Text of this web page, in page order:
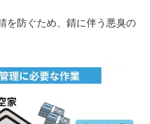
を防ぐため、錆に伴う悪臭の